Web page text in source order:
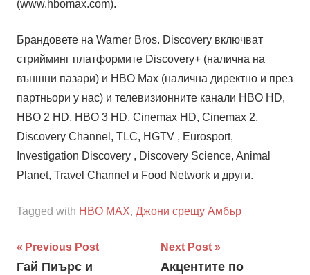
(www.hbomax.com).
Брандовете на Warner Bros. Discovery включват
стрийминг платформите Discovery+ (налична на
външни пазари) и HBO Max (налична директно и през
партньори у нас) и телевизионните канали HBO HD,
HBO 2 HD, HBO 3 HD, Cinemax HD, Cinemax 2,
Discovery Channel, TLC, HGTV , Eurosport,
Investigation Discovery , Discovery Science, Animal
Planet, Travel Channel и Food Network и други.
Tagged with HBO MAX, Джони срещу Амбър
Навигация
Previous Post
Гай Пиърс и
Next Post
Акцентите по